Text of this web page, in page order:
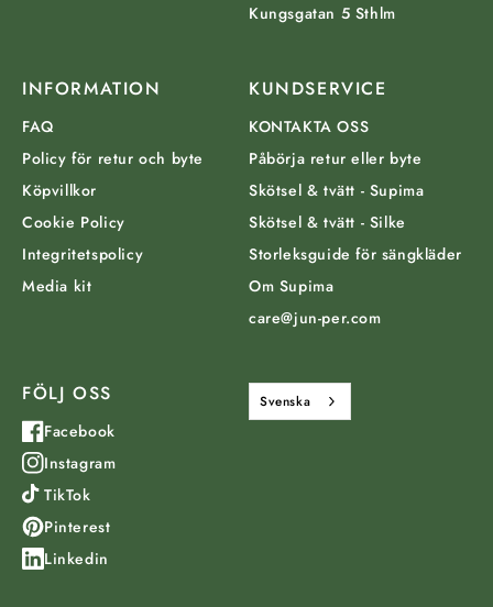
Kungsgatan 5 Sthlm
INFORMATION
FAQ
Policy för retur och byte
Köpvillkor
Cookie Policy
Integritetspolicy
Media kit
KUNDSERVICE
KONTAKTA OSS
Påbörja retur eller byte
Skötsel & tvätt - Supima
Skötsel & tvätt - Silke
Storleksguide för sängkläder
Om Supima
care@jun-per.com
FÖLJ OSS
Facebook
Instagram
TikTok
Pinterest
Linkedin
Svenska